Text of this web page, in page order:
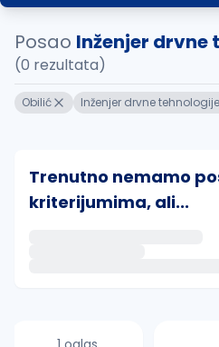
Posao Inženjer drvne
(0 rezultata)
Obilić Inženjer drvne tehnologije
Trenutno nemamo
kriterijumima, ali...